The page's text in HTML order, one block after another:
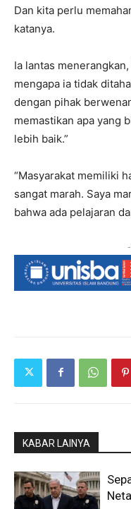
Dan kita perlu
katanya.
Ia lantas
mengapa ia tidak
dengan pihak
memastikan apa yang
lebih baik.”
“Masyarakat memiliki
sangat marah. Saya
bahwa ada pelajaran
KABAR LAINYA